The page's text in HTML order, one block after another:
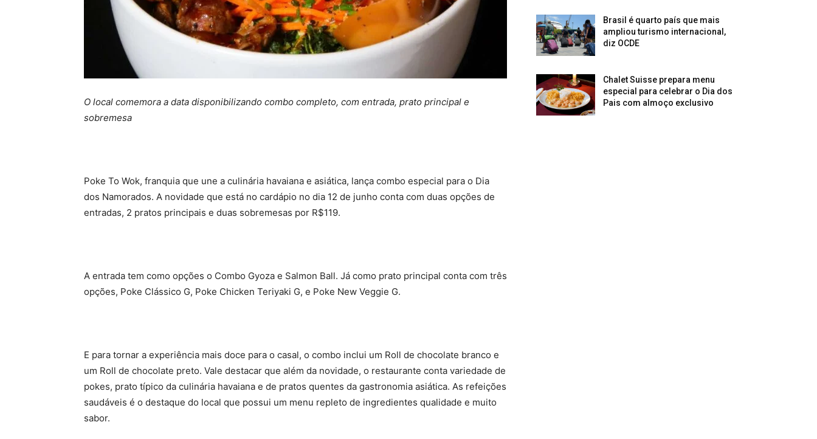
O local comemora a data disponibilizando combo completo, com entrada, prato principal e
sobremesa
Poke To Wok, franquia que une a culinária havaiana e asiática, lança combo especial para o Dia
dos Namorados. A novidade que está no cardápio no dia 12 de junho conta com duas opções de
entradas, 2 pratos principais e duas sobremesas por R$119.
A entrada tem como opções o Combo Gyoza e Salmon Ball. Já como prato principal conta com três
opções, Poke Clássico G, Poke Chicken Teriyaki G, e Poke New Veggie G.
E para tornar a experiência mais doce para o casal, o combo inclui um Roll de chocolate branco e
um Roll de chocolate preto. Vale destacar que além da novidade, o restaurante conta variedade de
pokes, prato típico da culinária havaiana e de pratos quentes da gastronomia asiática. As refeições
saudáveis é o destaque do local que possui um menu repleto de ingredientes qualidade e muito
sabor.
Brasil é quarto país que mais
ampliou turismo internacional,
diz OCDE
Chalet Suisse prepara menu
especial para celebrar o Dia dos
Pais com almoço exclusivo